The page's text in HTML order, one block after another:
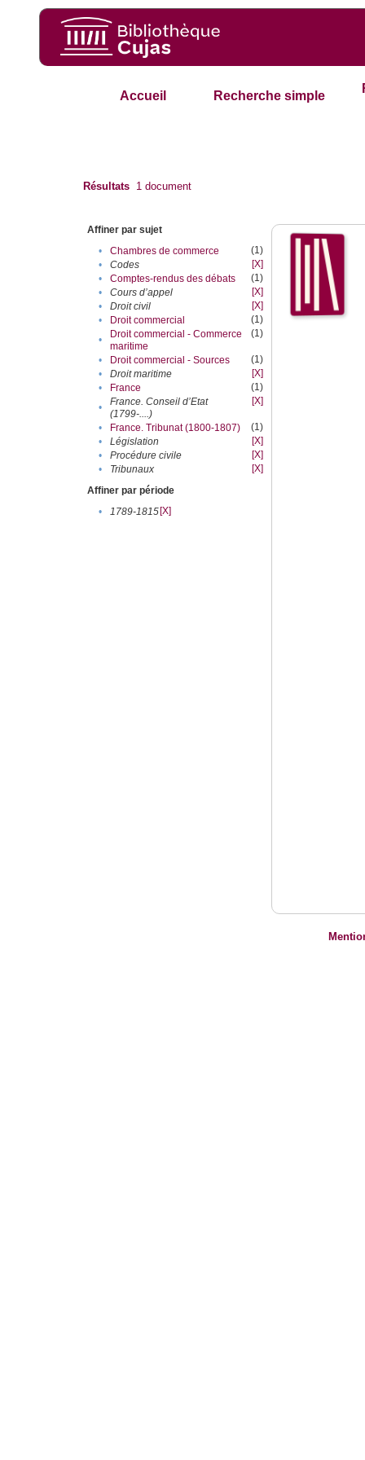
Accueil Recherche simple
Résultats 1 document
Affiner par sujet
•
Chambres de commerce
(1)
•
Codes
[X]
•
Comptes-rendus des débats
(1)
•
Cours d’appel
[X]
•
Droit civil
[X]
•
Droit commercial
(1)
•
Droit commercial - Commerce
maritime
(1)
• Droit commercial - Sources
(1)
•
Droit maritime
[X]
•
France
(1)
•
France. Conseil d’Etat
(1799-....)
[X]
• France. Tribunat (1800-1807)
(1)
•
Législation
[X]
•
Procédure civile
[X]
•
Tribunaux
[X]
Affiner par période
•
1789-1815[X]